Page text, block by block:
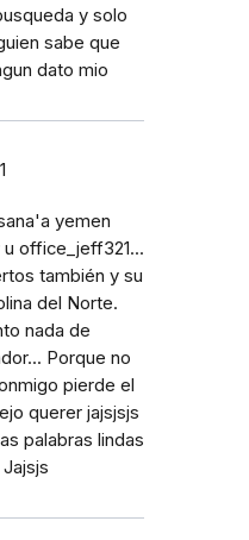
y solo
sabe que
dato mio
yemen
office_jeff321...
también y su
del Norte.
nada de
Porque no
pierde el
querer jajsjsjs
palabras lindas